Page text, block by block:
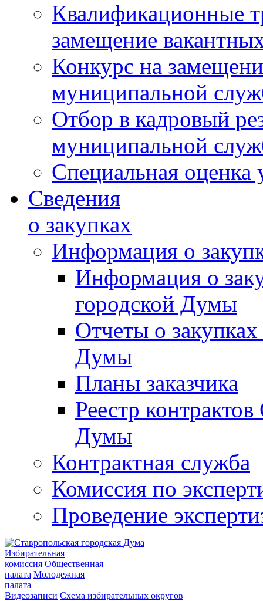
Квалификационные
замещение
Конкурс на
муниципальной
Отбор в кадровый
муниципальной
Специальная оценка
Сведения
о закупках
Информация о
Информация о
городской Думы
Отчеты о
Думы
Планы заказчика
Реестр
Думы
Контрактная служба
Комиссия по
Проведение
Избирательная
комиссия Общественная
палата Молодежная
палата
Видеозаписи Схема избирательных округов